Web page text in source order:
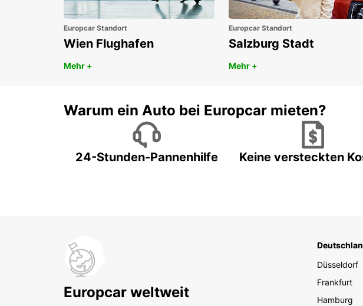
Europcar Standort
Wien Flughafen
Mehr +
Europcar Standort
Salzburg Stadt
Mehr +
Warum ein Auto bei Europcar mieten?
24-Stunden-Pannenhilfe Keine versteckten
Europcar weltweit
Düsseldorf
Frankfurt
Hamburg